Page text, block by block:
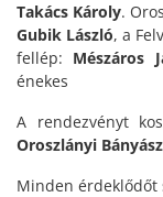
Takács Károly.
Gubik László, a
fellép: Mészáros
énekes
A rendezvényt
Oroszlányi
Minden érdeklődőt